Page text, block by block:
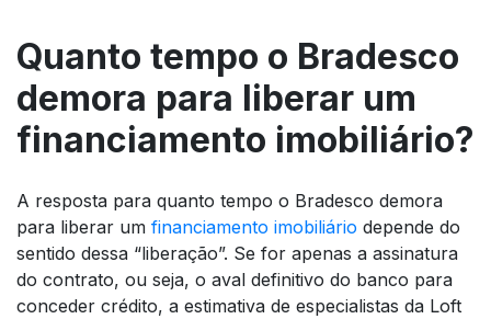
Quanto tempo o Bradesco
demora para liberar um
financiamento imobiliário?
A resposta para quanto tempo o Bradesco demora
para liberar um financiamento imobiliário depende do
sentido dessa “liberação”. Se for apenas a assinatura
do contrato, ou seja, o aval definitivo do banco para
conceder crédito, a estimativa de especialistas da Loft